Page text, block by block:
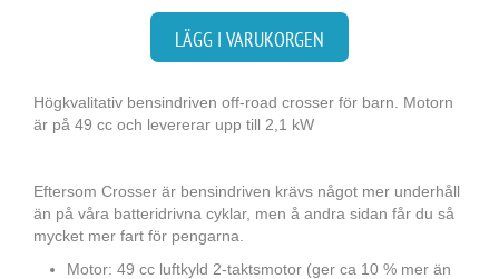
LÄGG I VARUKORGEN
Högkvalitativ bensindriven off-road crosser för barn. Motorn
är på 49 cc och levererar upp till 2,1 kW
Eftersom Crosser är bensindriven krävs något mer underhåll
än på våra batteridrivna cyklar, men å andra sidan får du så
mycket mer fart för pengarna.
Motor: 49 cc luftkyld 2-taktsmotor (ger ca 10 % mer än